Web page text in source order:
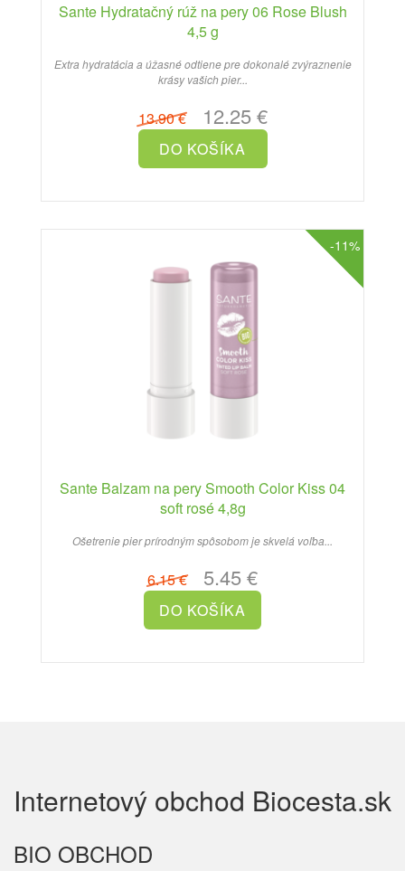
Sante Hydratačný rúž na pery 06 Rose Blush
4,5 g
Extra hydratácia a úžasné odtiene pre dokonalé zvýraznenie
krásy vašich pier...
13.90 €12.25 €
-11%
Sante Balzam na pery Smooth Color Kiss 04
soft rosé 4,8g
Ošetrenie pier prírodným spôsobom je skvelá voľba...
6.15 €5.45 €
Internetový obchod Biocesta.sk
BIO OBCHOD